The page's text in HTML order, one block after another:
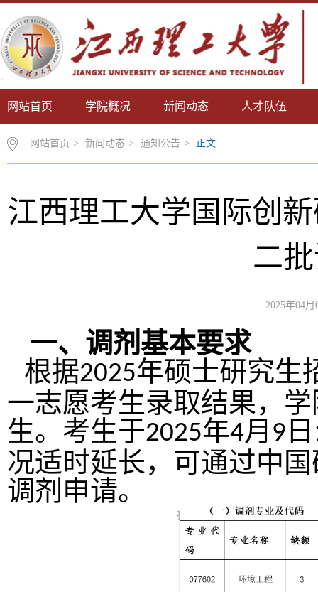
网站首页 学院概况 新闻动态 人才队伍
网站首页 > 新闻动态 > 通知公告 > 正文
江西理工大学国际创
二
2025年04
一、调剂基本要求
根据2025年硕士研究生
一志愿考生录取结果，
生。考生于2025年4月 9 日
况适时延长，可通过中
调剂申请。